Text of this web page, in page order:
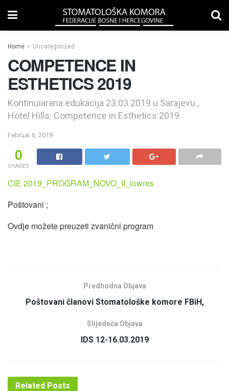
Home Uncategorized
COMPETENCE IN
ESTHETICS 2019
Kontinuiarana edukacija 23.03.2019 u Sarajevu ,
Hotel Hills. Competence in Esthetics 2019
Februar 6, 2019
0
SHARES
CIE 2019_PROGRAM_NOVO_II_lowres
Poštovani ;
Ovdje možete preuzeti zvanični program
Predhodna Objava
Poštovani članovi Stomatološke komore FBiH,
Slijedeća Objava
IDS 12-16.03.2019
Related Posts